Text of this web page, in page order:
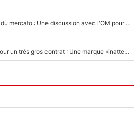
Amine Gouiri est très inquiet du mercato : Une discussion avec l'OM pour acter son transfert !
Kylian Mbappé lâche Nike pour un très gros contrat : Une marque «inattendue» va frapper très fort